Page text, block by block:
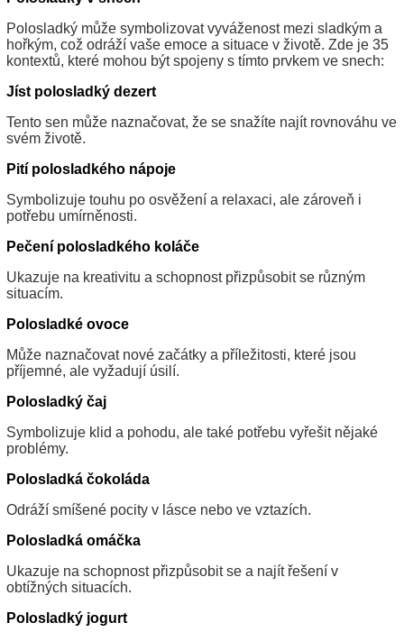
Polosladký může symbolizovat vyváženost mezi sladkým a
hořkým, což odráží vaše emoce a situace v životě. Zde je 35
kontextů, které mohou být spojeny s tímto prvkem ve snech:
Jíst polosladký dezert
Tento sen může naznačovat, že se snažíte najít rovnováhu ve
svém životě.
Pití polosladkého nápoje
Symbolizuje touhu po osvěžení a relaxaci, ale zároveň i
potřebu umírněnosti.
Pečení polosladkého koláče
Ukazuje na kreativitu a schopnost přizpůsobit se různým
situacím.
Polosladké ovoce
Může naznačovat nové začátky a příležitosti, které jsou
příjemné, ale vyžadují úsilí.
Polosladký čaj
Symbolizuje klid a pohodu, ale také potřebu vyřešit nějaké
problémy.
Polosladká čokoláda
Odráží smíšené pocity v lásce nebo ve vztazích.
Polosladká omáčka
Ukazuje na schopnost přizpůsobit se a najít řešení v
obtížných situacích.
Polosladký jogurt